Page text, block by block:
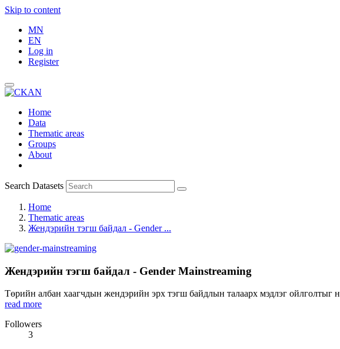
Skip to content
MN
EN
Log in
Register
Home
Data
Thematic areas
Groups
About
Search Datasets
Home
Thematic areas
Жендэрийн тэгш байдал - Gender ...
Жендэрийн тэгш байдал - Gender Mainstreaming
Төрийн албан хаагчдын жендэрийн эрх тэгш байдлын талаарх мэдлэг ойлголтыг
read more
Followers
3